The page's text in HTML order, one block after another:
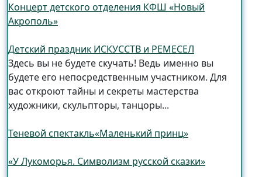
Концерт детского отделения КФШ «Новый
Акрополь»
Детский праздник ИСКУССТВ и РЕМЕСЕЛ
Здесь вы не будете скучать! Ведь именно вы
будете его непосредственным участником. Для
вас откроют тайны и секреты мастерства
художники, скульпторы, танцоры...
Теневой спектакль«Маленький принц»
«У Лукоморья. Символизм русской сказки»